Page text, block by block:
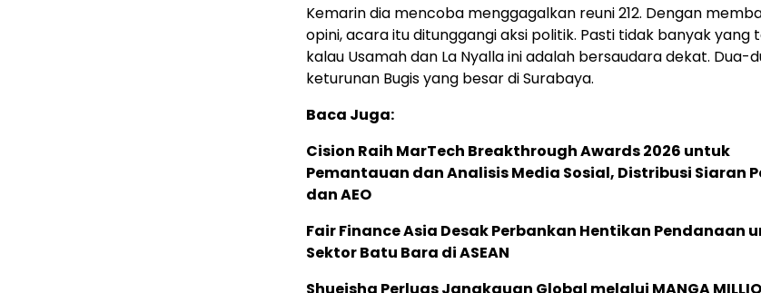
Kemarin dia mencoba menggagalkan reuni 212. Dengan
opini, acara itu ditunggangi aksi politik. Pasti tidak banyak yang
kalau Usamah dan La Nyalla ini adalah bersaudara dekat. Dua-
keturunan Bugis yang besar di Surabaya.
Baca Juga:
Cision Raih MarTech Breakthrough Awards 2026 untuk
Pemantauan dan Analisis Media Sosial, Distribusi Siaran
dan AEO
Fair Finance Asia Desak Perbankan Hentikan Pendanaan
Sektor Batu Bara di ASEAN